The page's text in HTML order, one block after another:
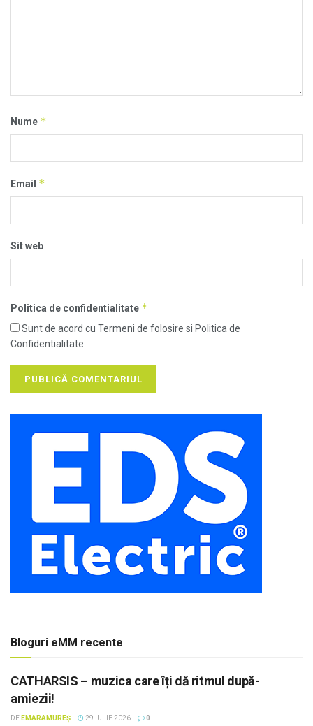
Nume *
Email *
Sit web
Politica de confidentialitate *
Sunt de acord cu Termeni de folosire si Politica de
Confidentialitate.
Bloguri eMM recente
CATHARSIS – muzica care îți dă ritmul după-
amiezii!
DE EMARAMUREȘ 29 IULIE 2026 0